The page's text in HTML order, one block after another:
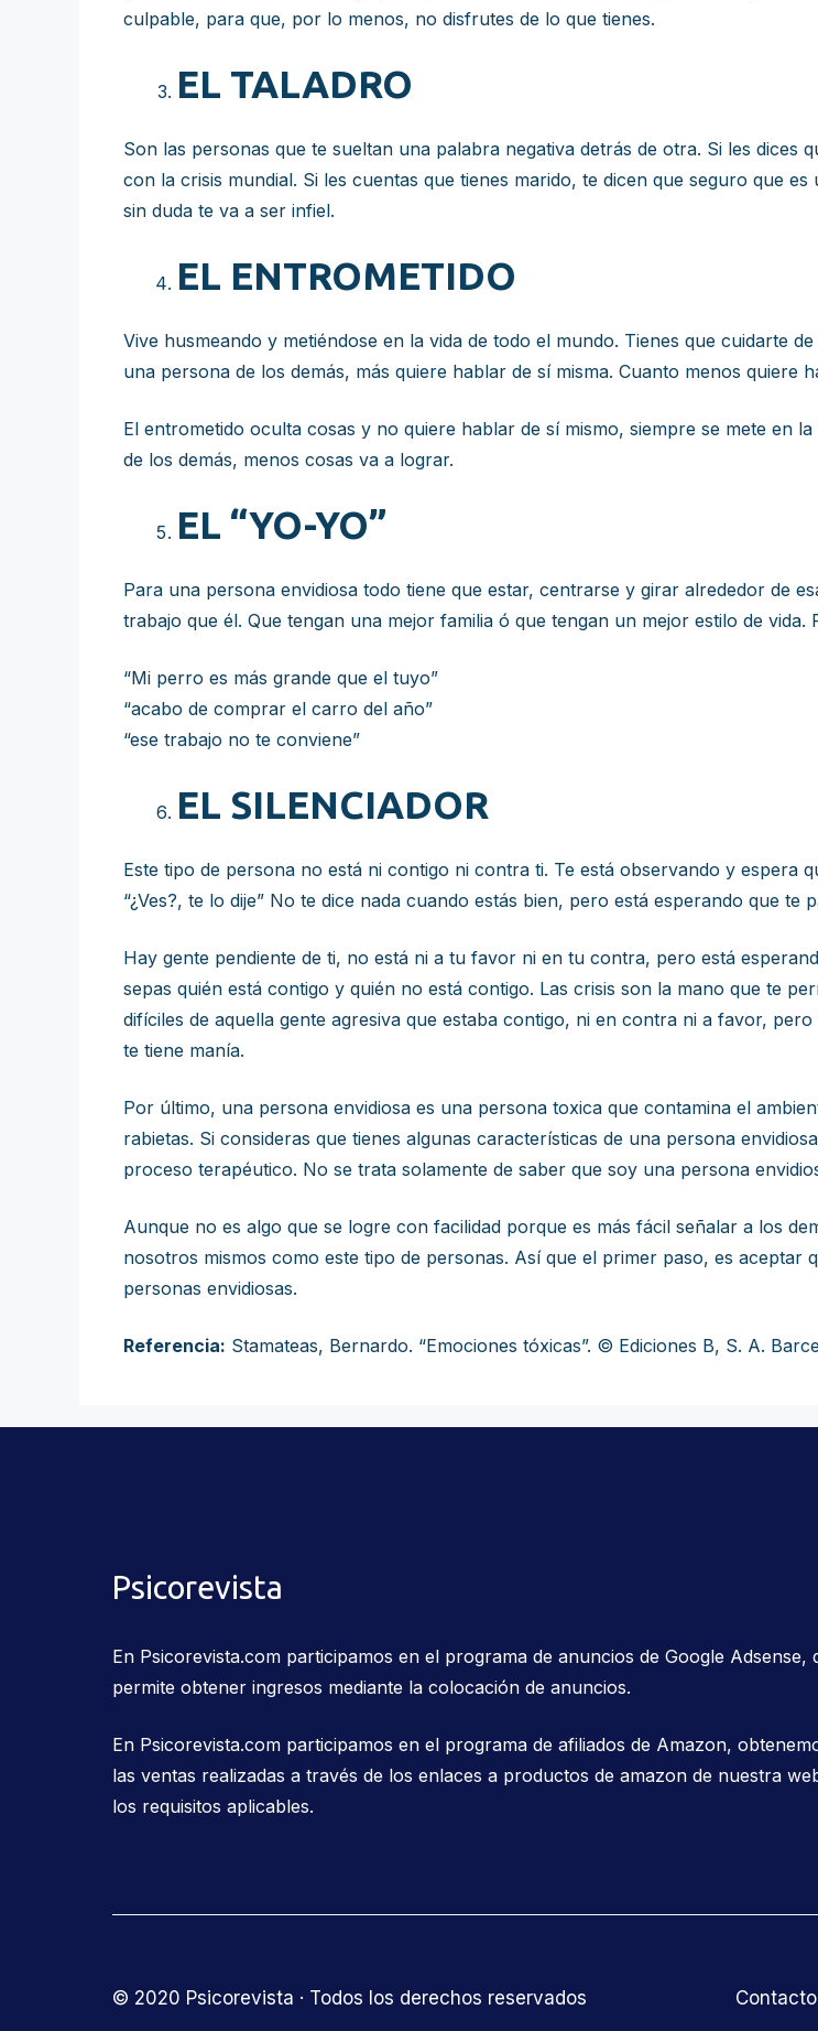
culpable, para que, por lo menos, no disfrutes de lo que tienes.
EL TALADRO
Son las personas que te sueltan una palabra negativa detrás de otra. Si les
con la crisis mundial. Si les cuentas que tienes marido, te dicen que seguro que
sin duda te va a ser infiel.
EL ENTROMETIDO
Vive husmeando y metiéndose en la vida de todo el mundo. Tienes que cuidarte
una persona de los demás, más quiere hablar de sí misma. Cuanto menos quiere
El entrometido oculta cosas y no quiere hablar de sí mismo, siempre se mete en
de los demás, menos cosas va a lograr.
EL “YO-YO”
Para una persona envidiosa todo tiene que estar, centrarse y girar alrededor de
trabajo que él. Que tengan una mejor familia ó que tengan un mejor estilo de vida.
“Mi perro es más grande que el tuyo”
“acabo de comprar el carro del año”
“ese trabajo no te conviene”
EL SILENCIADOR
Este tipo de persona no está ni contigo ni contra ti. Te está observando y espera
“¿Ves?, te lo dije” No te dice nada cuando estás bien, pero está esperando que te
Hay gente pendiente de ti, no está ni a tu favor ni en tu contra, pero está
sepas quién está contigo y quién no está contigo. Las crisis son la mano que te
difíciles de aquella gente agresiva que estaba contigo, ni en contra ni a favor,
te tiene manía.
Por último, una persona envidiosa es una persona toxica que contamina el
rabietas. Si consideras que tienes algunas características de una persona
proceso terapéutico. No se trata solamente de saber que soy una persona
Aunque no es algo que se logre con facilidad porque es más fácil señalar a los
nosotros mismos como este tipo de personas. Así que el primer paso, es aceptar
personas envidiosas.
Referencia: Stamateas, Bernardo. “Emociones tóxicas”. © Ediciones B, S. A.
Psicorevista
En Psicorevista.com participamos en el programa de anuncios de Google Adsense,
permite obtener ingresos mediante la colocación de anuncios.
En Psicorevista.com participamos en el programa de afiliados de Amazon,
las ventas realizadas a través de los enlaces a productos de amazon de nuestra
los requisitos aplicables.
© 2020 Psicorevista · Todos los derechos reservados Contacto